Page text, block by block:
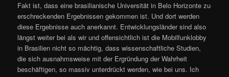
Fakt ist, dass eine brasilianische Universität in Belo Horizonte zu
erschreckenden Ergebnissen gekommen ist. Und dort werden
diese Ergebnisse auch anerkannt. Entwicklungsländer sind also
längst weiter bei als wir und offensichtlich ist die Mobilfunklobby
in Brasilien nicht so mächtig, dass wissenschaftliche Studien,
die sich ausnahmsweise mit der Ergründung der Wahrheit
beschäftigen, so massiv unterdrückt werden, wie bei uns. Ich